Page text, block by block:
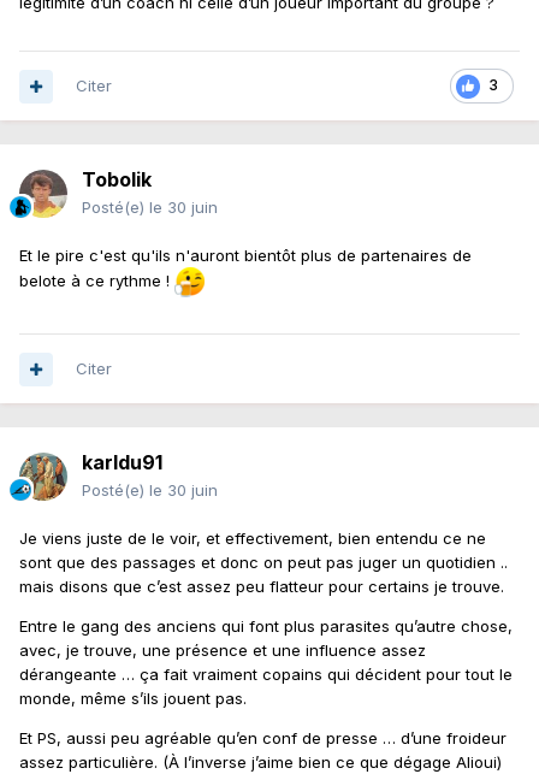
3
Citer
Tobolik
Posté(e) le 30 juin
Et le pire c'est qu'ils n'auront bientôt plus de partenaires de
belote à ce rythme !
Citer
karldu91
Posté(e) le 30 juin
Je viens juste de le voir, et effectivement, bien entendu ce ne
sont que des passages et donc on peut pas juger un quotidien ..
mais disons que c’est assez peu flatteur pour certains je trouve.
Entre le gang des anciens qui font plus parasites qu’autre chose,
avec, je trouve, une présence et une influence assez
dérangeante … ça fait vraiment copains qui décident pour tout le
monde, même s’ils jouent pas.
Et PS, aussi peu agréable qu’en conf de presse … d’une froideur
assez particulière. (À l’inverse j’aime bien ce que dégage Alioui)